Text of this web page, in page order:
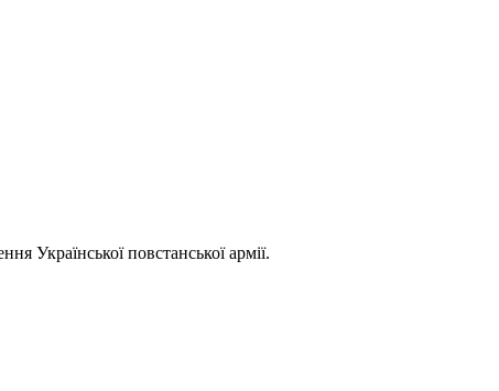
Української повстанської армії.